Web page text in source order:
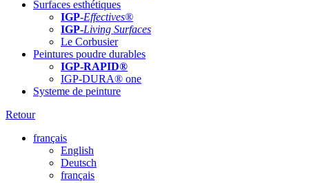
Surfaces esthétiques
IGP-Effectives®
IGP-Living Surfaces
Le Corbusier
Peintures poudre durables
IGP-RAPID®
IGP-DURA® one
Systeme de peinture
Retour
français
English
Deutsch
français